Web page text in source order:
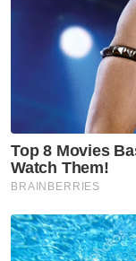
Dalam
tidak menolak
api akan
rumah di